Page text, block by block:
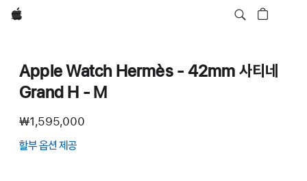
Apple
Apple Watch Hermès - 42mm 사티네
Grand H - M
₩1,595,000
할부 옵션 제공